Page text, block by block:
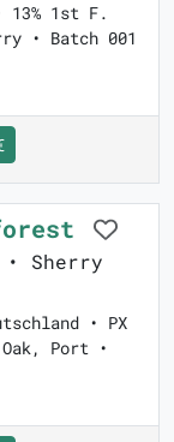
13% 1st F.
• Batch 001
• Sherry
• PX
Port •